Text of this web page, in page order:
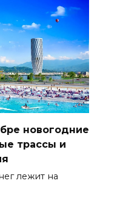
новогодние
трассы и
лежит на